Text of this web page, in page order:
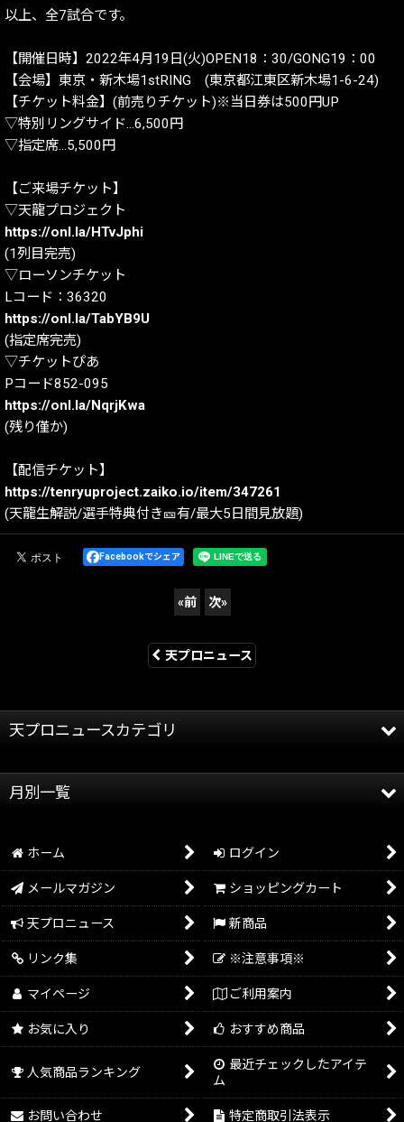
以上、全7試合です。
【開催日時】2022年4月19日(火)OPEN18：30/GONG19：00
【会場】東京・新木場1stRING (東京都江東区新木場1-6-24)
【チケット料金】(前売りチケット)※当日券は500円UP
▽特別リングサイド…6,500円
▽指定席…5,500円
【ご来場チケット】
▽天龍プロジェクト
https://onl.la/HTvJphi
(1列目完売)
▽ローソンチケット
Lコード：36320
https://onl.la/TabYB9U
(指定席完売)
▽チケットぴあ
Pコード852-095
https://onl.la/NqrjKwa
(残り僅か)
【配信チケット】
https://tenryuproject.zaiko.io/item/347261
(天龍生解説/選手特典付き🎫有/最大5日間見放題)
Facebookでシェア
«前 次»
天プロニュース
天プロニュースカテゴリ
天龍プロジェクト
月別一覧
2024年
2023年
2022年
2021年
2020年
2018年
ホーム ログイン
メールマガジン ショッピングカート
天プロニュース 新商品
リンク集 ※注意事項※
マイページ ご利用案内
お気に入り おすすめ商品
人気商品ランキング
最近チェックしたアイテ
ム
お問い合わせ 特定商取引法表示